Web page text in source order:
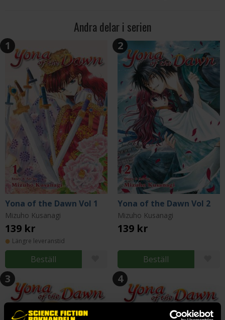
Andra delar i serien
1
Yona of the Dawn Vol 1
Mizuho Kusanagi
139 kr
Längre leveranstid
Beställ
2
Yona of the Dawn Vol 2
Mizuho Kusanagi
139 kr
Beställ
3 4